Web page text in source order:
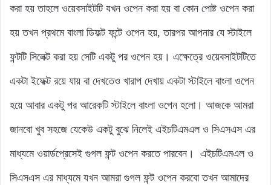
করা হয় তাহলে ওয়েবসাইটটি যখন ওপেন করা হয় বা কোন পোষ্ট ওপেন করা
হয় তখন প্রথমে বাংলা ডিফল্ট ফন্টে ওপেন হয়, তারপর আপনার যে স্টাইলে
ফন্টটি সিলেক্ট করা হয় সেটি একটু পর ওপেন হয়। এক্ষেত্রে ওয়েবসাইটটিতে
একটা ইফেক্ট রয়ে যায় বা দেখতেও খারাপ দেখায় একটা স্টাইলে বাংলা ওপেন
হয়ে আবার একটু পর আরেকটি স্টাইলে বাংলা ওপেন হলো। আজকে আমরা
জানবো খুব সহজে যেকেউ একটু বুঝে নিলেই এইচটিএমএল ও সিএসএস এর
মাধ্যমে ওয়ার্ডপ্রেসেই গুগল ফন্ট ওপেন করতে পারবেন। এইচটিএমএল ও
সিএসএস এর মাধ্যমে যখন আমরা গুগল ফন্ট ওপেন করবো তখন আমাদের